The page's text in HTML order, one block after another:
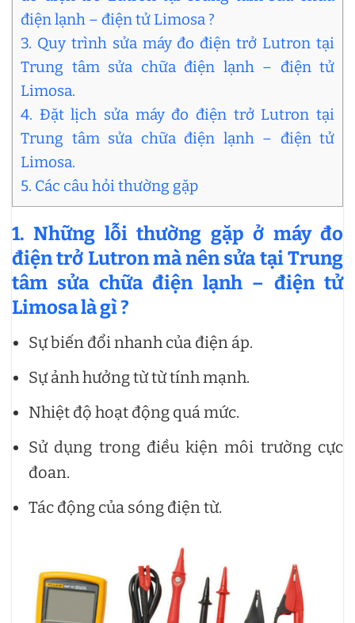
điện lạnh – điện tử Limosa ?
3. Quy trình sửa máy đo điện trở Lutron tại
Trung tâm sửa chữa điện lạnh – điện tử
Limosa.
4. Đặt lịch sửa máy đo điện trở Lutron tại
Trung tâm sửa chữa điện lạnh – điện tử
Limosa.
5. Các câu hỏi thường gặp
1. Những lỗi thường gặp ở máy đo
điện trở Lutron mà nên sửa tại Trung
tâm sửa chữa điện lạnh – điện tử
Limosa là gì ?
Sự biến đổi nhanh của điện áp.
Sự ảnh hưởng từ từ tính mạnh.
Nhiệt độ hoạt động quá mức.
Sử dụng trong điều kiện môi trường cực
đoan.
Tác động của sóng điện từ.